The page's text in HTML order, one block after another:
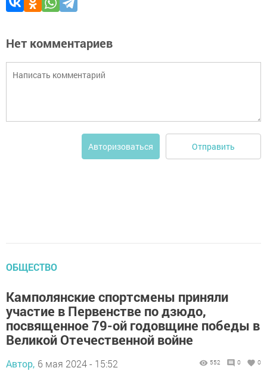
Нет комментариев
Авторизоваться Отправить
ОБЩЕСТВО
Камполянские спортсмены приняли
участие в Первенстве по дзюдо,
посвященное 79-ой годовщине победы в
Великой Отечественной войне
Автор, 6 мая 2024 - 15:52 552 0 0